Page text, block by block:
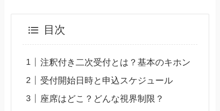
目次
注釈付き二次受付とは？基本のキホン
受付開始日時と申込スケジュール
座席はどこ？どんな視界制限？